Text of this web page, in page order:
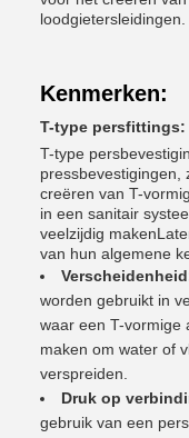
loodgietersleidingen.
Kenmerken:
T-type persfittings:
T-type
pressbevestigingen,
creëren van T-
in een sanitair
veelzijdig
van hun algemene
worden gebruikt in
waar een T-vormige
maken om water of
verspreiden.
Druk op
gebruik van een